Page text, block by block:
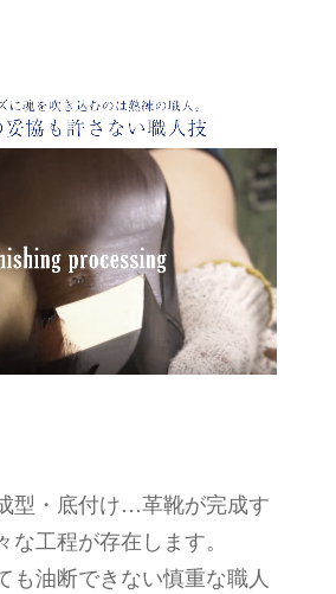
型・底付け…革靴が完成す
な工程が存在します。
も油断できない慎重な職人